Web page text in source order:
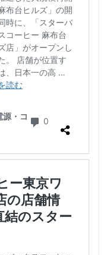
ノ門
ションタワー
西友 西台
西東京市
橋
赤坂サカス
リア 路面店
治公園
金山 金沢八景
コリドー街